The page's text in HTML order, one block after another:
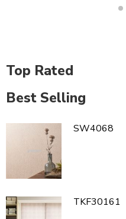
Top Rated
Best Selling
SW4068
TKF30161